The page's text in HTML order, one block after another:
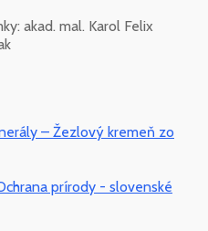
akad. mal. Karol Felix
– Žezlový kremeň zo
prírody - slovenské